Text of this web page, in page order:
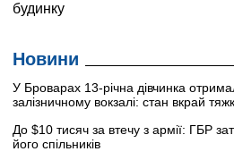
Новини
У Броварах 13-річна дівчинка
залізничному вокзалі: стан вкрай
До $10 тисяч за втечу з армії: ГБР
його спільників